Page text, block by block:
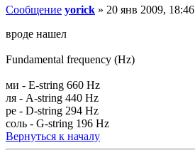
Сообщение yorick » 20 янв 2009, 18:46
вроде нашел
Fundamental frequency (Hz)
ми - E-string 660 Hz
ля - A-string 440 Hz
ре - D-string 294 Hz
соль - G-string 196 Hz
Вернуться к началу